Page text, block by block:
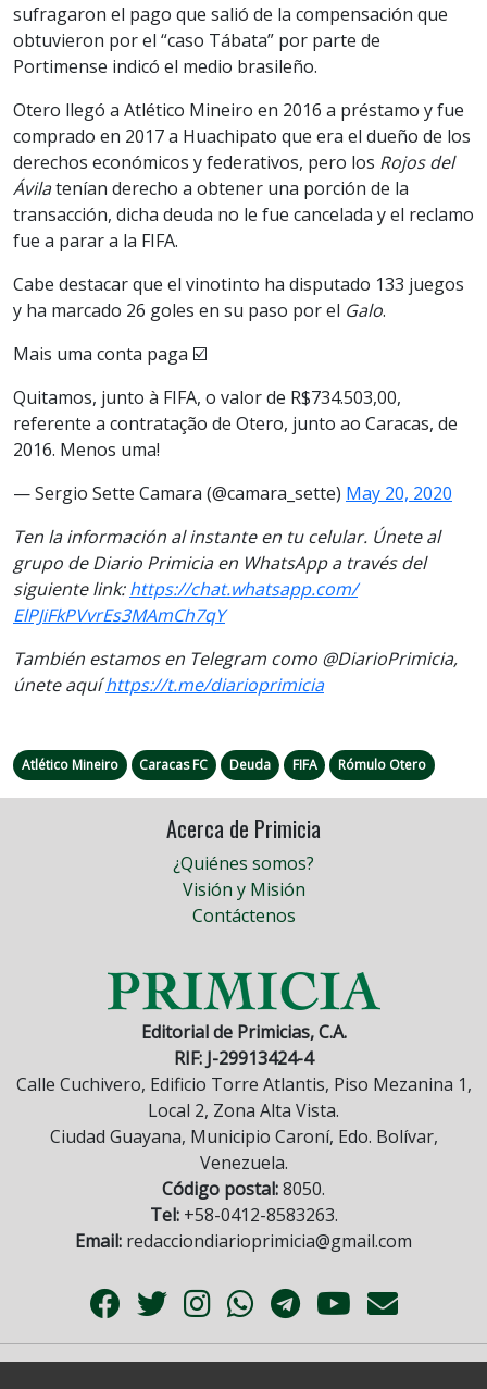
sufragaron el pago que salió de la compensación que
obtuvieron por el “caso Tábata” por parte de
Portimense indicó el medio brasileño.
Otero llegó a Atlético Mineiro en 2016 a préstamo y fue
comprado en 2017 a Huachipato que era el dueño de los
derechos económicos y federativos, pero los Rojos del
Ávilatenían derecho a obtener una porción de la
transacción, dicha deuda no le fue cancelada y el reclamo
fue a parar a la FIFA.
Cabe destacar que el vinotinto ha disputado 133 juegos
y ha marcado 26 goles en su paso por el Galo.
Mais uma conta paga ☑️
Quitamos, junto à FIFA, o valor de R$734.503,00,
referente a contratação de Otero, junto ao Caracas, de
2016. Menos uma!
— Sergio Sette Camara (@camara_sette) May 20, 2020
Ten la información al instante en tu celular. Únete al
grupo de Diario Primicia en WhatsApp a través del
siguiente link:https://chat.whatsapp.com/
ElPJiFkPVvrEs3MAmCh7qY
También estamos en Telegram como @DiarioPrimicia,
únete aquíhttps://t.me/diarioprimicia
Atlético Mineiro Caracas FC Deuda FIFA Rómulo Otero
Acerca de Primicia
¿Quiénes somos?
Visión y Misión
Contáctenos
Editorial de Primicias, C.A.
RIF: J-29913424-4
Calle Cuchivero, Edificio Torre Atlantis, Piso Mezanina 1,
Local 2, Zona Alta Vista.
Ciudad Guayana, Municipio Caroní, Edo. Bolívar,
Venezuela.
Código postal:8050.
Tel:+58-0412-8583263.
Email: redacciondiarioprimicia@gmail.com